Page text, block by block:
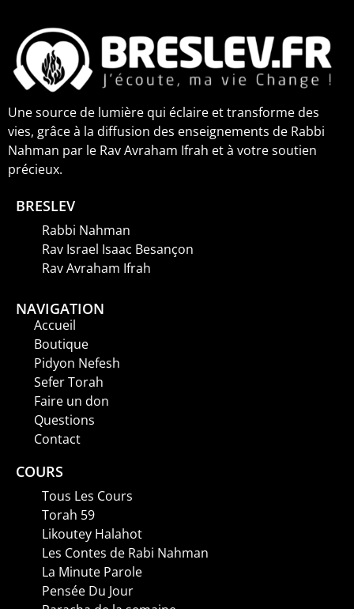
Une source de lumière qui éclaire et transforme des
vies, grâce à la diffusion des enseignements de Rabbi
Nahman par le Rav Avraham Ifrah et à votre soutien
précieux.
BRESLEV
Rabbi Nahman
Rav Israel Isaac Besançon
Rav Avraham Ifrah
NAVIGATION
Accueil
Boutique
Pidyon Nefesh
Sefer Torah
Faire un don
Questions
Contact
COURS
Tous Les Cours
Torah 59
Likoutey Halahot
Les Contes de Rabi Nahman
La Minute Parole
Pensée Du Jour